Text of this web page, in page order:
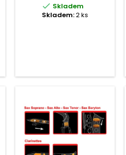
 Skladem
Skladem:2 ks